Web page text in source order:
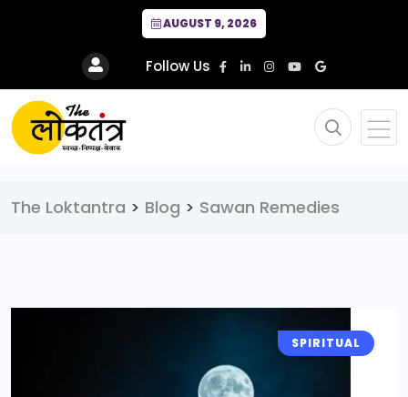
AUGUST 9, 2026
Follow Us
The Loktantra > Blog > Sawan Remedies
SPIRITUAL